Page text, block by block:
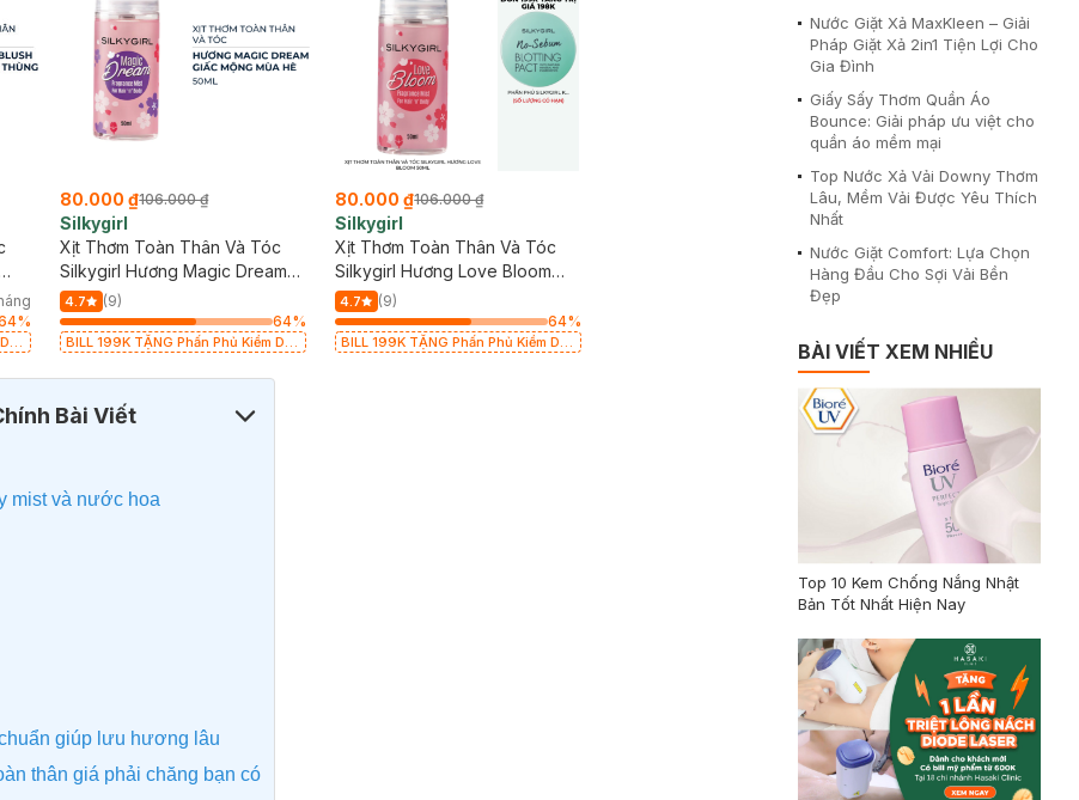
%
80.000 ₫106.000 ₫
Silkygirl
Xịt Thơm Toàn Thân Và Tóc
Silkygirl Hương Magic Dream
50ml
4.7
(9)
64%
BILL 199K TẶNG Phấn Phủ Kiềm Dầu
hạn)
80.000 ₫106.000 ₫
Silkygirl
Xịt Thơm Toàn Thân Và Tóc
Silkygirl Hương Love Bloom
50ml
4.7
(9)
64%
BILL 199K TẶNG Phấn Phủ Kiềm Dầu
Bài Viết
mist và nước hoa
chuẩn giúp lưu hương lâu
thân giá phải chăng bạn có
Nước Giặt Xả MaxKleen – Giải
Pháp Giặt Xả 2in1 Tiện Lợi Cho
Gia Đình
Giấy Sấy Thơm Quần Áo
Bounce: Giải pháp ưu việt cho
quần áo mềm mại
Top Nước Xả Vải Downy Thơm
Lâu, Mềm Vải Được Yêu Thích
Nhất
Nước Giặt Comfort: Lựa Chọn
Hàng Đầu Cho Sợi Vải Bền
Đẹp
BÀI VIẾT XEM NHIỀU
Top 10 Kem Chống Nắng Nhật
Bản Tốt Nhất Hiện Nay